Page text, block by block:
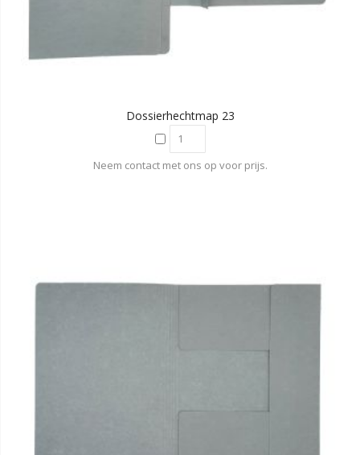
Dossierhechtmap 23
Neem contact met ons op voor prijs.